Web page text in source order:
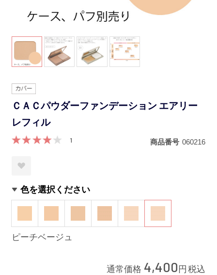
ＣＡＣパウダーファンデーション エアリー
レフィル
1 商品番号 060216
色を選択ください
ピーチベージュ
通常価格 4,400 円 税込